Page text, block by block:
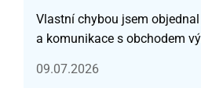
Vlastní chybou jsem
a komunikace s obchodem
09.07.2026